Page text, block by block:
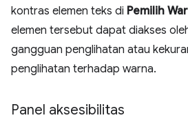
kontras elemen teks di Pemilih
elemen tersebut dapat diakses
gangguan penglihatan atau
penglihatan terhadap warna.
Panel aksesibilitas